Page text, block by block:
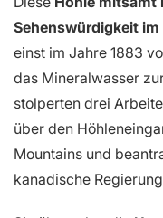
Sehenswürdigkeit
einst im Jahre 1883
das Mineralwasser
stolperten drei
über den
Mountains und
kanadische